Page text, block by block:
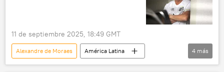
11 de septiembre 2025, 18:49 GMT
Alexandre de Moraes
América Latina
Jair Bolsonaro
Brasil
política
4 más